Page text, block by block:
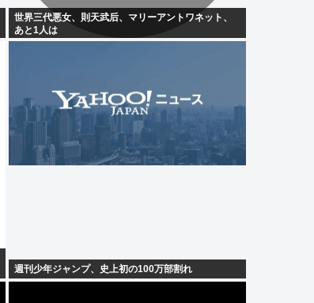
世界三代悪女、則天武后、マリーアントワネット、
あと1人は
週刊少年ジャンプ、史上初の100万部割れ